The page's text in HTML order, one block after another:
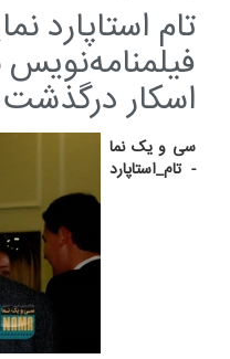
تام استاپارد
اسکار درگذشت
سی و یک نما
- تام_استاپارد